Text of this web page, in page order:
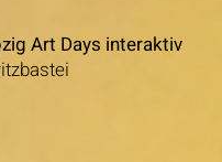
Art Days interaktiv